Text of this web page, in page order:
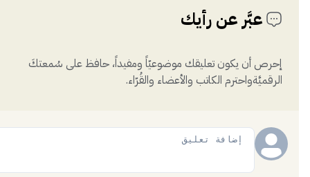
عبَّر عن رأيك
إحرص أن يكون تعليقك موضوعيّاً ومفيداً، حافظ على سُمعتكَ
الرقميَّةواحترم الكاتب والأعضاء والقُرّاء.